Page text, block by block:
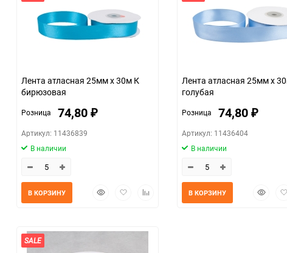
Лента атласная 25мм х 30м К
бирюзовая
Розница 74,80 ₽
Артикул: 11436839
В наличии
БыстрыйДобавитьДобавить
В КОРЗИНУ
Лента атласная 25мм х
голубая
Розница 74,80 ₽
Артикул: 11436404
В наличии
Быстрый
В КОРЗИНУ
SALE